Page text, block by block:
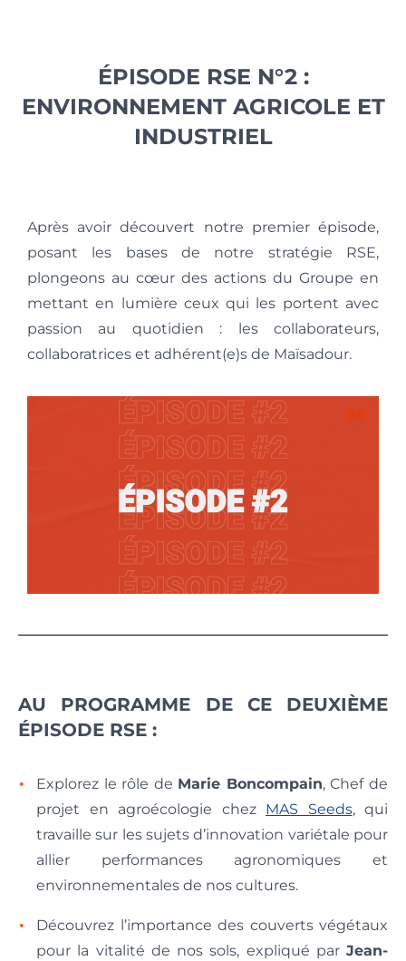
ÉPISODE RSE N°2 :
ENVIRONNEMENT AGRICOLE ET
INDUSTRIEL
Après avoir découvert notre premier épisode,
posant les bases de notre stratégie RSE,
plongeons au cœur des actions du Groupe en
mettant en lumière ceux qui les portent avec
passion au quotidien : les collaborateurs,
collaboratrices et adhérent(e)s de Maïsadour.
AU PROGRAMME DE CE DEUXIÈME
ÉPISODE RSE :
Explorez le rôle de Marie Boncompain, Chef de
projet en agroécologie chez MAS Seeds, qui
travaille sur les sujets d’innovation variétale pour
allier performances agronomiques et
environnementales de nos cultures.
Découvrez l’importance des couverts végétaux
pour la vitalité de nos sols, expliqué par Jean-